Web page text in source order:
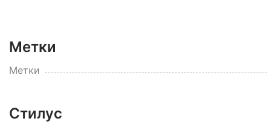
Метки
Метки
Стилус